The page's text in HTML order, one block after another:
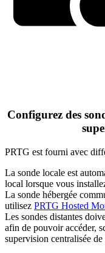
Configurez des
PRTG est fourni avec
La sonde locale est
local lorsque vous
La sonde hébergée
utilisez PRTG Hosted
Les sondes distantes
afin de pouvoir accéder,
supervision centralisée